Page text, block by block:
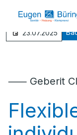
23.07.2025
⸺ Geberit